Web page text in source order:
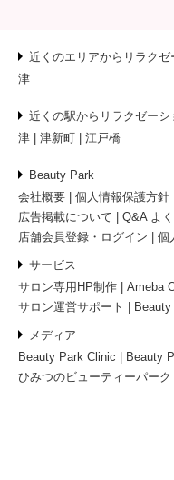
近くのエリアからリラク
津
近くの駅からリラクゼー
津
津新町 江戸橋
Beauty Park
会社概要
個人情報保護方針
広告掲載について
Q&A よ
店舗会員登録・ログイン
個
サービス
サロン専用HP制作
Ameba
サロン運営サポート
メディア
Beauty Park Clinic
Beauty
ひみつのビューティーパーク